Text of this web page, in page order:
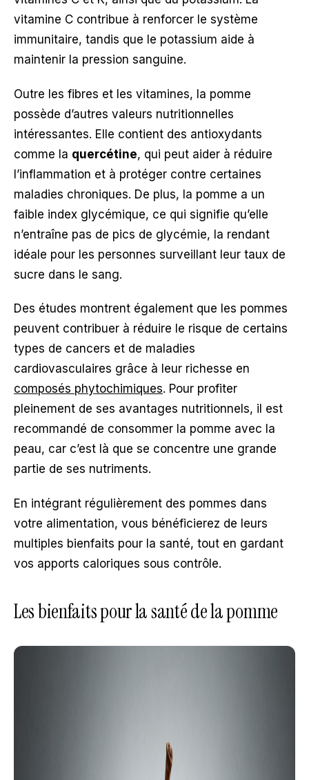
vitamine C contribue à renforcer le système
immunitaire, tandis que le potassium aide à
maintenir la pression sanguine.
Outre les fibres et les vitamines, la pomme
possède d’autres valeurs nutritionnelles
intéressantes. Elle contient des antioxydants
comme la quercétine, qui peut aider à réduire
l’inflammation et à protéger contre certaines
maladies chroniques. De plus, la pomme a un
faible index glycémique, ce qui signifie qu’elle
n’entraîne pas de pics de glycémie, la rendant
idéale pour les personnes surveillant leur taux de
sucre dans le sang.
Des études montrent également que les pommes
peuvent contribuer à réduire le risque de certains
types de cancers et de maladies
cardiovasculaires grâce à leur richesse en
composés phytochimiques. Pour profiter
pleinement de ses avantages nutritionnels, il est
recommandé de consommer la pomme avec la
peau, car c’est là que se concentre une grande
partie de ses nutriments.
En intégrant régulièrement des pommes dans
votre alimentation, vous bénéficierez de leurs
multiples bienfaits pour la santé, tout en gardant
vos apports caloriques sous contrôle.
Les bienfaits pour la santé de la pomme